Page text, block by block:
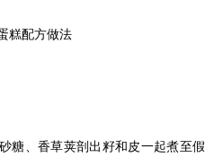
糕配方做法
糖、香草荚剖出籽和皮一起煮至假